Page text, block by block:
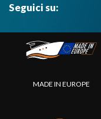
Seguici su:
MADE IN EUROPE